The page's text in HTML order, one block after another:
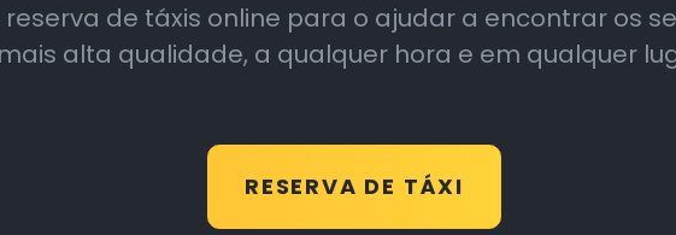
de táxis online para o ajudar a encontrar os
mais alta qualidade, a qualquer hora e em qualquer
RESERVA DE TÁXI